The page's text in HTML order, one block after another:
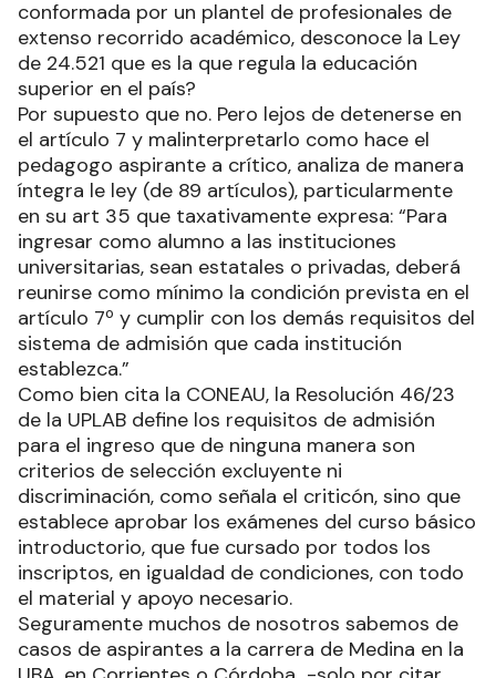
conformada por un plantel de profesionales de
extenso recorrido académico, desconoce la Ley
de 24.521 que es la que regula la educación
superior en el país?
Por supuesto que no. Pero lejos de detenerse en
el artículo 7 y malinterpretarlo como hace el
pedagogo aspirante a crítico, analiza de manera
íntegra le ley (de 89 artículos), particularmente
en su art 35 que taxativamente expresa: “Para
ingresar como alumno a las instituciones
universitarias, sean estatales o privadas, deberá
reunirse como mínimo la condición prevista en el
artículo 7º y cumplir con los demás requisitos del
sistema de admisión que cada institución
establezca.”
Como bien cita la CONEAU, la Resolución 46/23
de la UPLAB define los requisitos de admisión
para el ingreso que de ninguna manera son
criterios de selección excluyente ni
discriminación, como señala el criticón, sino que
establece aprobar los exámenes del curso básico
introductorio, que fue cursado por todos los
inscriptos, en igualdad de condiciones, con todo
el material y apoyo necesario.
Seguramente muchos de nosotros sabemos de
casos de aspirantes a la carrera de Medina en la